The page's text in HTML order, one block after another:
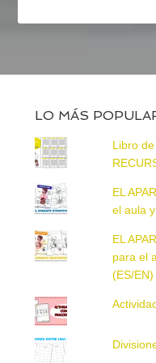
LO MÁS
Libro
EL
el aula
EL
para el
(ES/EN)